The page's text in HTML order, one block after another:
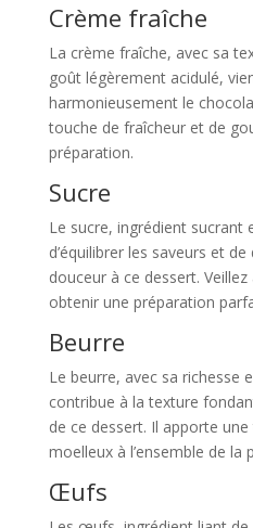
Crème fraîche
La crème fraîche, avec sa
goût légèrement acidulé,
harmonieusement le
touche de fraîcheur et de
préparation.
Sucre
Le sucre, ingrédient sucrant
d’équilibrer les saveurs et
douceur à ce dessert.
obtenir une préparation
Beurre
Le beurre, avec sa richesse
contribue à la texture
de ce dessert. Il apporte
moelleux à l’ensemble de la
Œufs